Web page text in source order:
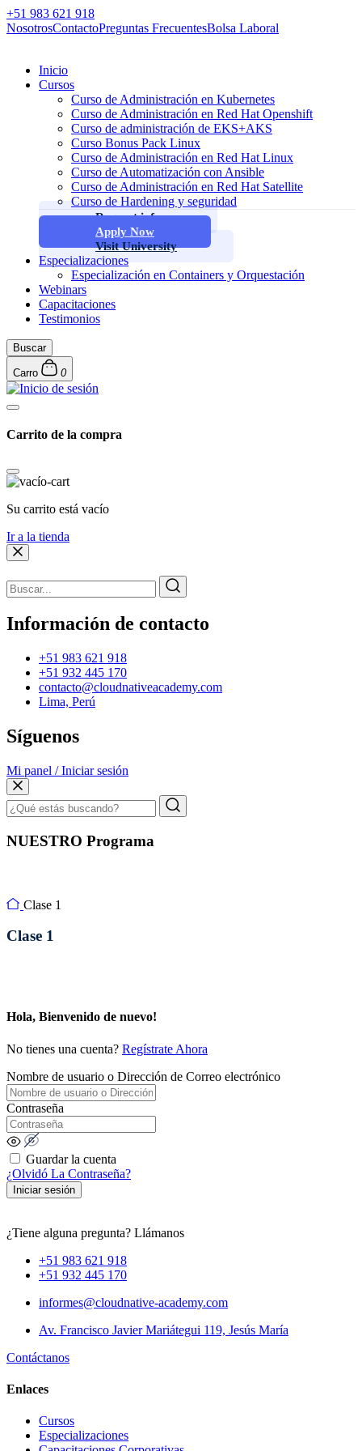
+51 983 621 918
NosotrosContactoPreguntas FrecuentesBolsa Laboral
Inicio
Cursos
Curso de Administración en Kubernetes
Curso de Administración en Red Hat Openshift
Curso de administración de EKS+AKS
Curso Bonus Pack Linux
Curso de Administración en Red Hat Linux
Curso de Automatización con Ansible
Curso de Administración en Red Hat Satellite
Curso de Hardening y seguridad
Request info
Apply Now
Visit University
Especializaciones
Especialización en Containers y Orquestación
Webinars
Capacitaciones
Testimonios
Buscar
Carro 0
Carrito de la compra
Su carrito está vacío
Ir a la tienda
Información de contacto
+51 983 621 918
+51 932 445 170
contacto@cloudnativeacademy.com
Lima, Perú
Síguenos
Mi panel / Iniciar sesión
NUESTRO Programa
Clase 1
Clase 1
Hola, Bienvenido de nuevo!
No tienes una cuenta? Regístrate Ahora
Nombre de usuario o Dirección de Correo electrónico
Contraseña
Guardar la cuenta
¿Olvidó La Contraseña?
Iniciar sesión
¿Tiene alguna pregunta? Llámanos
+51 983 621 918
+51 932 445 170
informes@cloudnative-academy.com
Av. Francisco Javier Mariátegui 119, Jesús María
Contáctanos
Enlaces
Cursos
Especializaciones